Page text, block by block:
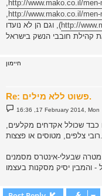
http://www.mako.co.il/
http://www.mako.co.il/
http://), וגם הן לא נועדו
חיימון
Re: פשוט ללא מילים.
P
o
t
16:36 ,17 February 2014, Mon
כבד שכולל אקדחים מקלעים,
רובי צלפים, מטוסים או פצצות.
מטרה שבעלי-אינטרס מסמנים
- והמבין יסיק מסקנות בעצמו